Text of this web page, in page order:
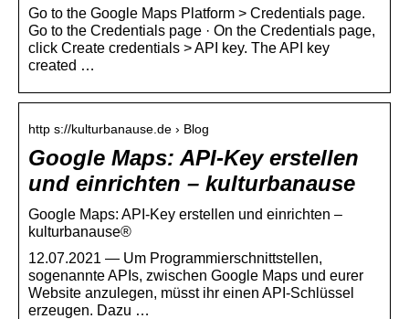
Go to the Google Maps Platform > Credentials page.
Go to the Credentials page · On the Credentials page,
click Create credentials > API key. The API key
created …
http s://kulturbanause.de › Blog
Google Maps: API-Key erstellen
und einrichten – kulturbanause
Google Maps: API-Key erstellen und einrichten –
kulturbanause®
12.07.2021 — Um Programmierschnittstellen,
sogenannte APIs, zwischen Google Maps und eurer
Website anzulegen, müsst ihr einen API-Schlüssel
erzeugen. Dazu …